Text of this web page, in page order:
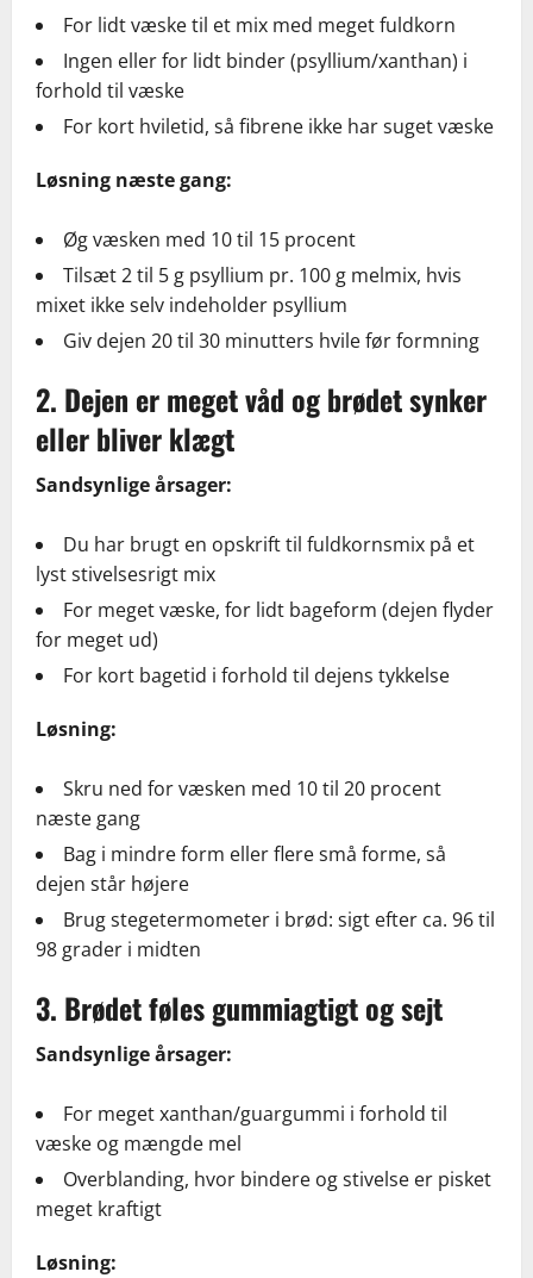
For lidt væske til et mix med meget fuldkorn
Ingen eller for lidt binder (psyllium/xanthan) i
forhold til væske
For kort hviletid, så fibrene ikke har suget væske
Løsning næste gang:
Øg væsken med 10 til 15 procent
Tilsæt 2 til 5 g psyllium pr. 100 g melmix, hvis
mixet ikke selv indeholder psyllium
Giv dejen 20 til 30 minutters hvile før formning
2. Dejen er meget våd og brødet synker
eller bliver klægt
Sandsynlige årsager:
Du har brugt en opskrift til fuldkornsmix på et
lyst stivelsesrigt mix
For meget væske, for lidt bageform (dejen flyder
for meget ud)
For kort bagetid i forhold til dejens tykkelse
Løsning:
Skru ned for væsken med 10 til 20 procent
næste gang
Bag i mindre form eller flere små forme, så
dejen står højere
Brug stegetermometer i brød: sigt efter ca. 96 til
98 grader i midten
3. Brødet føles gummiagtigt og sejt
Sandsynlige årsager:
For meget xanthan/guargummi i forhold til
væske og mængde mel
Overblanding, hvor bindere og stivelse er pisket
meget kraftigt
Løsning: